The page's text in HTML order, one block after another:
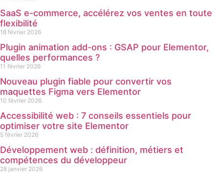
SaaS e-commerce, accélérez vos ventes en toute
flexibilité
18 février 2026
Plugin animation add-ons : GSAP pour Elementor,
quelles performances ?
11 février 2026
Nouveau plugin fiable pour convertir vos
maquettes Figma vers Elementor
10 février 2026
Accessibilité web : 7 conseils essentiels pour
optimiser votre site Elementor
5 février 2026
Développement web : définition, métiers et
compétences du développeur
28 janvier 2026